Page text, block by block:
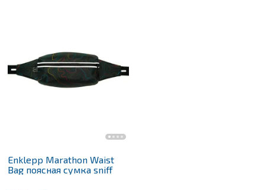
Enklepp Marathon Waist
Bag поясная сумка sniff